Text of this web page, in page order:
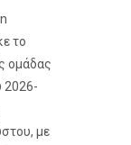
το
ομάδας
2026-
με